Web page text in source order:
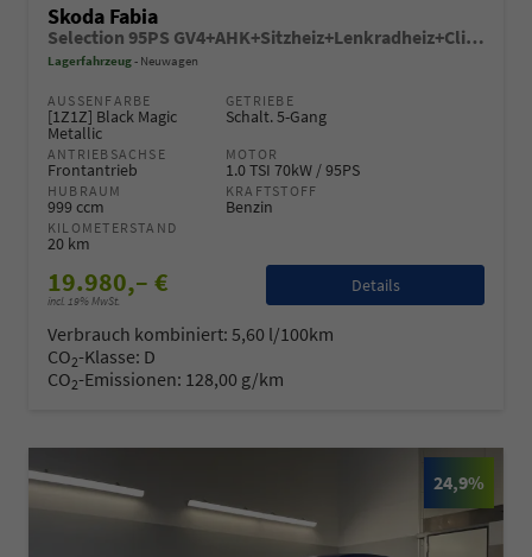
Skoda Fabia
Selection 95PS GV4+AHK+Sitzheiz+Lenkradheiz+Climatronic+Tempomat+PDC
Lagerfahrzeug Neuwagen
AUSSENFARBE
[1Z1Z] Black Magic
Metallic
GETRIEBE
Schalt. 5-Gang
ANTRIEBSACHSE
Frontantrieb
MOTOR
1.0 TSI 70kW / 95PS
HUBRAUM
999 ccm
KRAFTSTOFF
Benzin
KILOMETERSTAND
20 km
19.980,– €
incl. 19% MwSt.
Details
Verbrauch kombiniert: 5,60 l/100km
CO2-Klasse: D
CO2-Emissionen: 128,00 g/km
24,9%